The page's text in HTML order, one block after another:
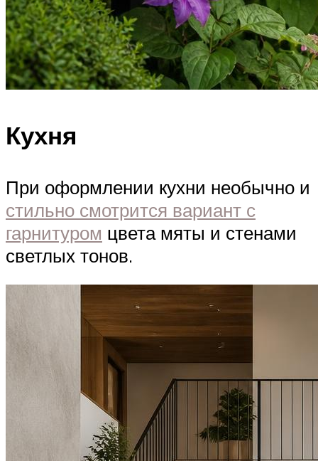
Кухня
При оформлении кухни необычно и
стильно смотрится вариант с
гарнитуром цвета мяты и стенами
светлых тонов.